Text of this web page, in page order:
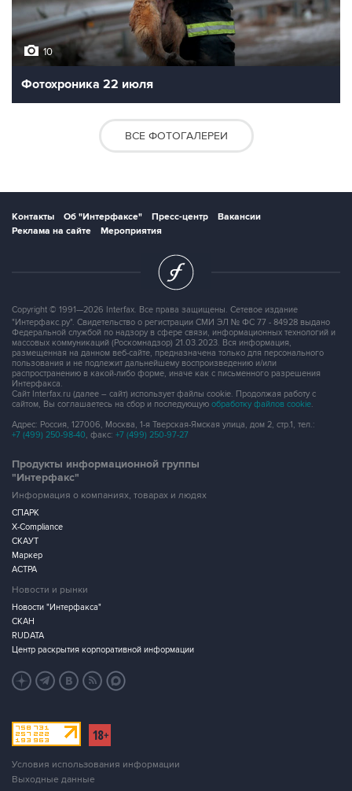
10
Фотохроника 22 июля
ВСЕ ФОТОГАЛЕРЕИ
Контакты Об "Интерфаксе" Пресс-центр
Вакансии
Реклама на сайте
Мероприятия
Copyright © 1991—2026 Interfax. Все права защищены. Сетевое издание
"Интерфакс.ру". Свидетельство о регистрации СМИ ЭЛ № ФС 77 - 84928 выдано
Федеральной службой по надзору в сфере связи, информационных технологий и
массовых коммуникаций (Роскомнадзор) 21.03.2023. Вся информация,
размещенная на данном веб-сайте, предназначена только для персонального
пользования и не подлежит дальнейшему воспроизведению и/или
распространению в какой-либо форме, иначе как с письменного разрешения
Интерфакса.
Сайт Interfax.ru (далее – сайт) использует файлы cookie. Продолжая работу с
сайтом, Вы соглашаетесь на сбор и последующую обработку файлов cookie.
Адрес: Россия, 127006, Москва, 1-я Тверская-Ямская улица, дом 2, стр.1, тел.:
+7 (499) 250-98-40, факс: +7 (499) 250-97-27
Продукты информационной группы
"Интерфакс"
Информация о компаниях, товарах и людях
СПАРК
X-Compliance
СКАУТ
Маркер
АСТРА
Новости и рынки
Новости "Интерфакса"
СКАН
RUDATA
Центр раскрытия корпоративной информации
Условия использования информации
Выходные данные